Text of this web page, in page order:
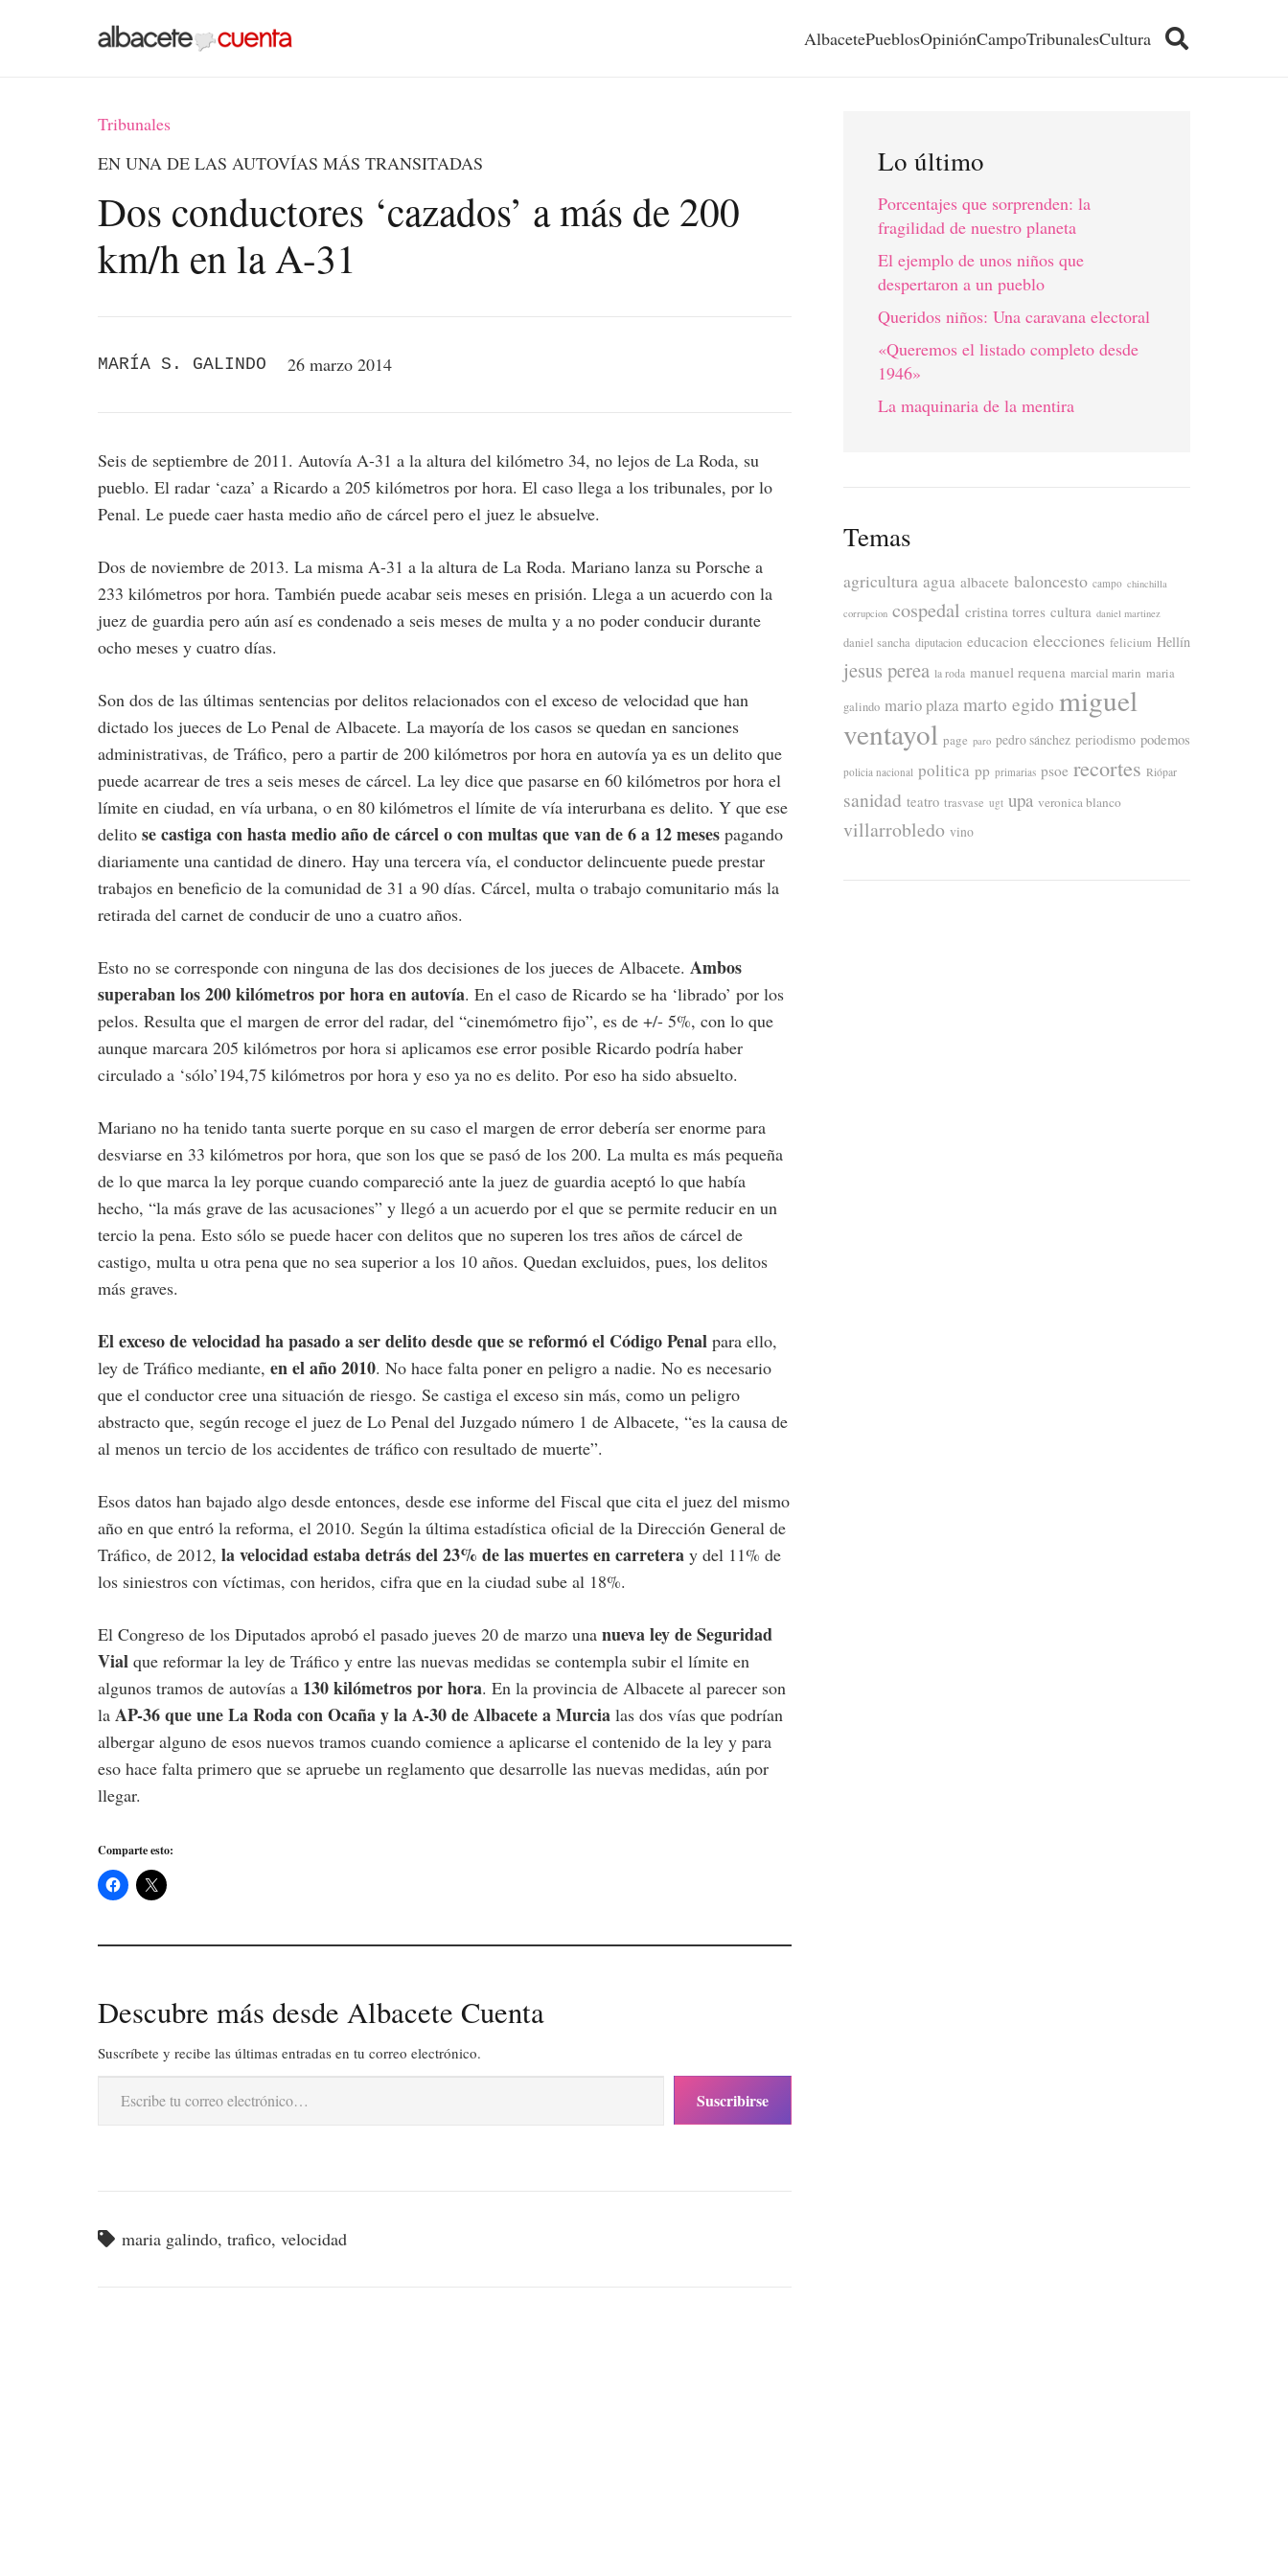
AlbacetePueblosOpiniónCampoTribunalesCultura
Tribunales
EN UNA DE LAS AUTOVÍAS MÁS TRANSITADAS
Dos conductores ‘cazados’ a más de 200
km/h en la A-31
MARÍA S. GALINDO 26 marzo 2014
Seis de septiembre de 2011. Autovía A-31 a la altura del kilómetro 34, no lejos de La Roda, su
pueblo. El radar ‘caza’ a Ricardo a 205 kilómetros por hora. El caso llega a los tribunales, por lo
Penal. Le puede caer hasta medio año de cárcel pero el juez le absuelve.
Dos de noviembre de 2013. La misma A-31 a la altura de La Roda. Mariano lanza su Porsche a
233 kilómetros por hora. También puede acabar seis meses en prisión. Llega a un acuerdo con la
juez de guardia pero aún así es condenado a seis meses de multa y a no poder conducir durante
ocho meses y cuatro días.
Son dos de las últimas sentencias por delitos relacionados con el exceso de velocidad que han
dictado los jueces de Lo Penal de Albacete. La mayoría de los casos se quedan en sanciones
administrativas, de Tráfico, pero a partir de 200 kilómetros por hora en autovía ya es un delito que
puede acarrear de tres a seis meses de cárcel. La ley dice que pasarse en 60 kilómetros por hora el
límite en ciudad, en vía urbana, o en 80 kilómetros el límite de vía interurbana es delito. Y que ese
delito se castiga con hasta medio año de cárcel o con multas que van de 6 a 12 meses pagando
diariamente una cantidad de dinero. Hay una tercera vía, el conductor delincuente puede prestar
trabajos en beneficio de la comunidad de 31 a 90 días. Cárcel, multa o trabajo comunitario más la
retirada del carnet de conducir de uno a cuatro años.
Esto no se corresponde con ninguna de las dos decisiones de los jueces de Albacete. Ambos
superaban los 200 kilómetros por hora en autovía. En el caso de Ricardo se ha ‘librado’ por los
pelos. Resulta que el margen de error del radar, del “cinemómetro fijo”, es de +/- 5%, con lo que
aunque marcara 205 kilómetros por hora si aplicamos ese error posible Ricardo podría haber
circulado a ‘sólo’194,75 kilómetros por hora y eso ya no es delito. Por eso ha sido absuelto.
Mariano no ha tenido tanta suerte porque en su caso el margen de error debería ser enorme para
desviarse en 33 kilómetros por hora, que son los que se pasó de los 200. La multa es más pequeña
de lo que marca la ley porque cuando compareció ante la juez de guardia aceptó lo que había
hecho, “la más grave de las acusaciones” y llegó a un acuerdo por el que se permite reducir en un
tercio la pena. Esto sólo se puede hacer con delitos que no superen los tres años de cárcel de
castigo, multa u otra pena que no sea superior a los 10 años. Quedan excluidos, pues, los delitos
más graves.
El exceso de velocidad ha pasado a ser delito desde que se reformó el Código Penal para ello,
ley de Tráfico mediante, en el año 2010. No hace falta poner en peligro a nadie. No es necesario
que el conductor cree una situación de riesgo. Se castiga el exceso sin más, como un peligro
abstracto que, según recoge el juez de Lo Penal del Juzgado número 1 de Albacete, “es la causa de
al menos un tercio de los accidentes de tráfico con resultado de muerte”.
Esos datos han bajado algo desde entonces, desde ese informe del Fiscal que cita el juez del mismo
año en que entró la reforma, el 2010. Según la última estadística oficial de la Dirección General de
Tráfico, de 2012, la velocidad estaba detrás del 23% de las muertes en carretera y del 11% de
los siniestros con víctimas, con heridos, cifra que en la ciudad sube al 18%.
El Congreso de los Diputados aprobó el pasado jueves 20 de marzo una nueva ley de Seguridad
Vial que reformar la ley de Tráfico y entre las nuevas medidas se contempla subir el límite en
algunos tramos de autovías a 130 kilómetros por hora. En la provincia de Albacete al parecer son
la AP-36 que une La Roda con Ocaña y la A-30 de Albacete a Murcia las dos vías que podrían
albergar alguno de esos nuevos tramos cuando comience a aplicarse el contenido de la ley y para
eso hace falta primero que se apruebe un reglamento que desarrolle las nuevas medidas, aún por
llegar.
Comparte esto:
Descubre más desde Albacete Cuenta
Suscríbete y recibe las últimas entradas en tu correo electrónico.
Escribe tu correo electrónico…
Suscribirse
maria galindo,trafico,velocidad
Lo último
Porcentajes que sorprenden: la
fragilidad de nuestro planeta
El ejemplo de unos niños que
despertaron a un pueblo
Queridos niños: Una caravana electoral
«Queremos el listado completo desde
1946»
La maquinaria de la mentira
Temas
agricultura agua albacete baloncesto campo chinchilla
corrupcion cospedal cristina torres cultura daniel martinez
daniel sancha diputacion educacion elecciones felicium Hellín
jesus perea la roda manuel requena marcial marin maria
galindo mario plaza marto egido miguel
ventayol page paro pedro sánchez periodismo podemos
policia nacional politica pp primarias psoe recortes Riópar
sanidad teatro trasvase ugt upa veronica blanco
villarrobledo vino